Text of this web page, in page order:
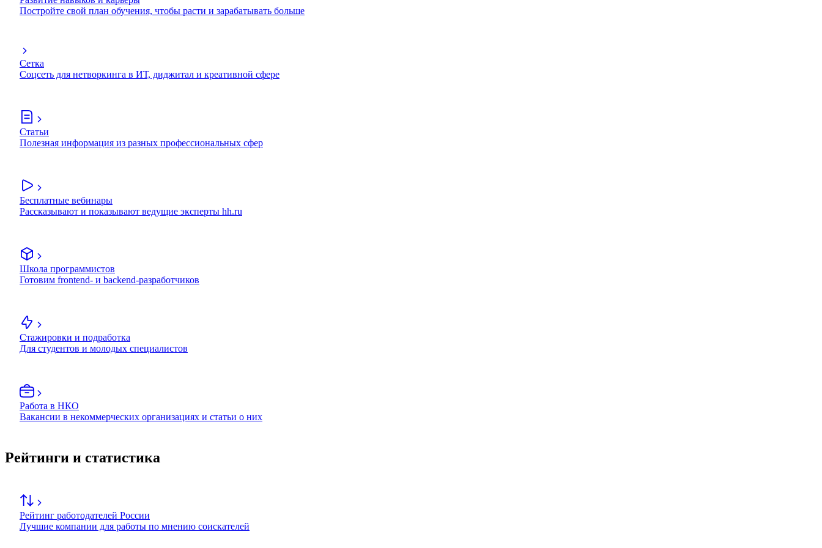
Постройте свой план обучения, чтобы расти и зарабатывать больше
Сетка
Соцсеть для нетворкинга в ИТ, диджитал и креативной сфере
Статьи
Полезная информация из разных профессиональных сфер
Бесплатные вебинары
Рассказывают и показывают ведущие эксперты hh.ru
Школа программистов
Готовим frontend- и backend-разработчиков
Стажировки и подработка
Для студентов и молодых специалистов
Работа в НКО
Вакансии в некоммерческих организациях и статьи о них
Рейтинги и статистика
Рейтинг работодателей России
Лучшие компании для работы по мнению соискателей